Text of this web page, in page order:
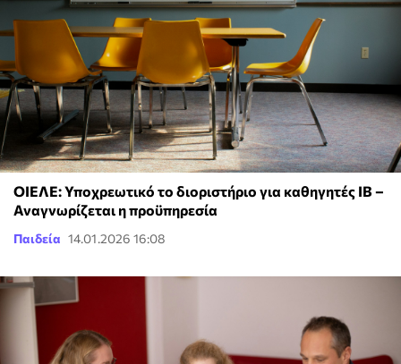
ΟΙΕΛΕ: Υποχρεωτικό το διοριστήριο για καθηγητές ΙΒ –
Αναγνωρίζεται η προϋπηρεσία
Παιδεία 14.01.2026 16:08